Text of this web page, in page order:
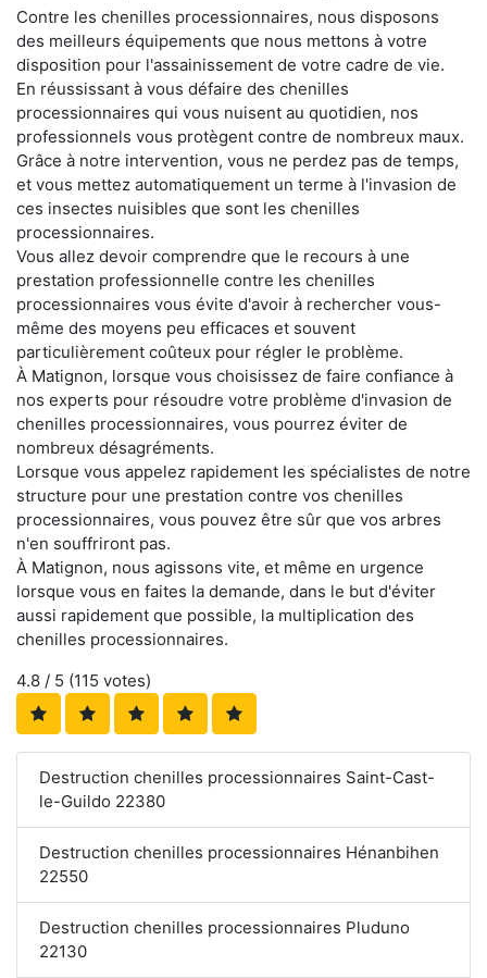
Contre les chenilles processionnaires, nous disposons
des meilleurs équipements que nous mettons à votre
disposition pour l'assainissement de votre cadre de vie.
En réussissant à vous défaire des chenilles
processionnaires qui vous nuisent au quotidien, nos
professionnels vous protègent contre de nombreux maux.
Grâce à notre intervention, vous ne perdez pas de temps,
et vous mettez automatiquement un terme à l'invasion de
ces insectes nuisibles que sont les chenilles
processionnaires.
Vous allez devoir comprendre que le recours à une
prestation professionnelle contre les chenilles
processionnaires vous évite d'avoir à rechercher vous-
même des moyens peu efficaces et souvent
particulièrement coûteux pour régler le problème.
À Matignon, lorsque vous choisissez de faire confiance à
nos experts pour résoudre votre problème d'invasion de
chenilles processionnaires, vous pourrez éviter de
nombreux désagréments.
Lorsque vous appelez rapidement les spécialistes de notre
structure pour une prestation contre vos chenilles
processionnaires, vous pouvez être sûr que vos arbres
n'en souffriront pas.
À Matignon, nous agissons vite, et même en urgence
lorsque vous en faites la demande, dans le but d'éviter
aussi rapidement que possible, la multiplication des
chenilles processionnaires.
4.8 / 5 (115 votes)
Destruction chenilles processionnaires Saint-Cast-
le-Guildo 22380
Destruction chenilles processionnaires Hénanbihen
22550
Destruction chenilles processionnaires Pluduno
22130